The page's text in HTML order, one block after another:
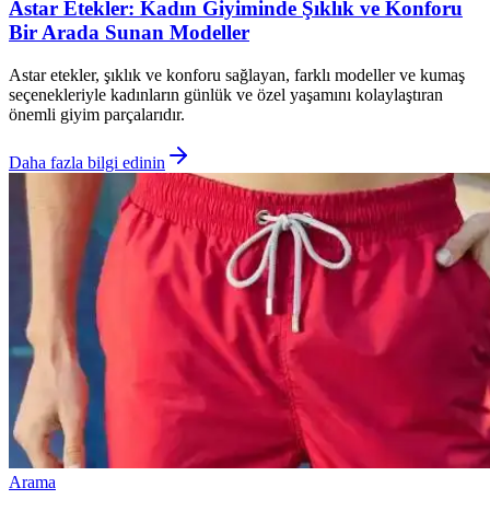
Astar Etekler: Kadın Giyiminde Şıklık ve Konforu
Bir Arada Sunan Modeller
Astar etekler, şıklık ve konforu sağlayan, farklı modeller ve kumaş
seçenekleriyle kadınların günlük ve özel yaşamını kolaylaştıran
önemli giyim parçalarıdır.
Daha fazla bilgi edinin
Arama